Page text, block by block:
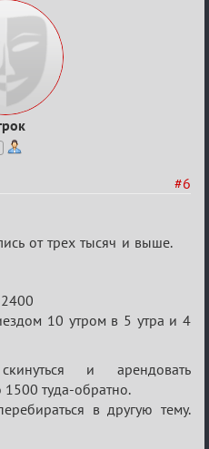
#6
от трех тысяч и выше.
10 утром в 5 утра и 4
и арендовать
1500 туда-обратно.
в другую тему.